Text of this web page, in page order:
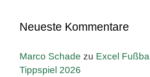
Neueste Kommentare
Marco Schade zu Excel
Tippspiel 2026